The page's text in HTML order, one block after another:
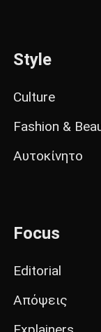
Style
Culture
Fashion &
Αυτοκίνητο
Focus
Editorial
Απόψεις